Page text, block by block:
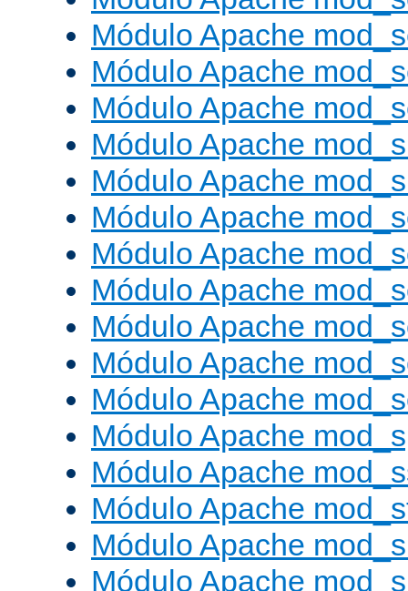
Módulo Apache
Módulo Apache
Módulo Apache
Módulo Apache
Módulo Apache
Módulo Apache
Módulo Apache
Módulo Apache
Módulo Apache
Módulo Apache
Módulo Apache
Módulo Apache
Módulo Apache
Módulo Apache
Módulo Apache
Módulo Apache